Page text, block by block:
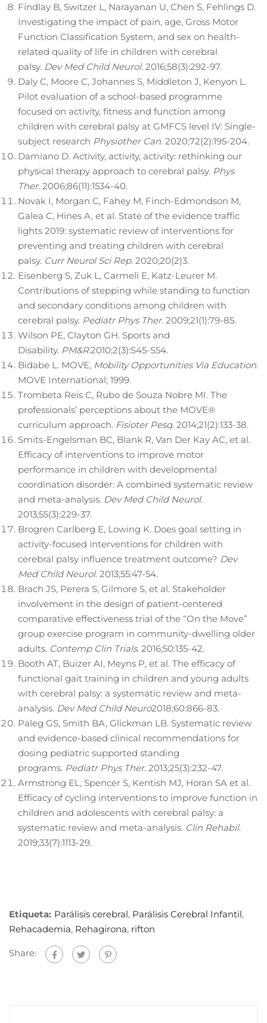
Findlay B, Switzer L, Narayanan U, Chen S, Fehlings D.
Investigating the impact of pain, age, Gross Motor
Function Classification System, and sex on health-
related quality of life in children with cerebral
palsy. Dev Med Child Neurol. 2016;58(3):292-97.
Daly C, Moore C, Johannes S, Middleton J, Kenyon L.
Pilot evaluation of a school-based programme
focused on activity, fitness and function among
children with cerebral palsy at GMFCS level IV: Single-
subject research Physiother Can. 2020;72(2):195-204.
Damiano D. Activity, activity, activity: rethinking our
physical therapy approach to cerebral palsy. Phys
Ther. 2006;86(11):1534-40.
Novak I, Morgan C, Fahey M, Finch-Edmondson M,
Galea C, Hines A, et al. State of the evidence traffic
lights 2019: systematic review of interventions for
preventing and treating children with cerebral
palsy. Curr Neurol Sci Rep. 2020;20(2)3.
Eisenberg S, Zuk L, Carmeli E, Katz-Leurer M.
Contributions of stepping while standing to function
and secondary conditions among children with
cerebral palsy. Pediatr Phys Ther. 2009;21(1):79-85.
Wilson PE, Clayton GH. Sports and
Disability. PM&R.2010;2(3):S45-S54.
Bidabe L. MOVE, Mobility Opportunities Via Education.
MOVE International; 1999.
Trombeta Reis C, Rubo de Souza Nobre MI. The
professionals’ perceptions about the MOVE®
curriculum approach. Fisioter Pesq. 2014;21(2):133-38.
Smits-Engelsman BC, Blank R, Van Der Kay AC, et al.
Efficacy of interventions to improve motor
performance in children with developmental
coordination disorder: A combined systematic review
and meta-analysis. Dev Med Child Neurol.
2013;55(3):229-37.
Brogren Carlberg E, Lowing K. Does goal setting in
activity-focused interventions for children with
cerebral palsy influence treatment outcome? Dev
Med Child Neurol. 2013;55:47-54.
Brach JS, Perera S, Gilmore S, et al. Stakeholder
involvement in the design of patient-centered
comparative effectiveness trial of the “On the Move”
group exercise program in community-dwelling older
adults. Contemp Clin Trials. 2016;50:135-42.
Booth AT, Buizer AI, Meyns P, et al. The efficacy of
functional gait training in children and young adults
with cerebral palsy: a systematic review and meta-
analysis. Dev Med Child Neuro2018;60:866-83.
Paleg GS, Smith BA, Glickman LB. Systematic review
and evidence-based clinical recommendations for
dosing pediatric supported standing
programs. Pediatr Phys Ther. 2013;25(3):232-47.
Armstrong EL, Spencer S, Kentish MJ, Horan SA et al.
Efficacy of cycling interventions to improve function in
children and adolescents with cerebral palsy: a
systematic review and meta-analysis. Clin Rehabil.
2019;33(7):1113-29.
Etiqueta: Parálisis cerebral, Parálisis Cerebral Infantil,
Rehacademia, Rehagirona, rifton
Share: